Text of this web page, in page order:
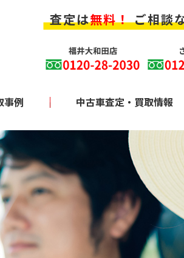
査定は無料！ご相談
事例 中古車査定・買取情報